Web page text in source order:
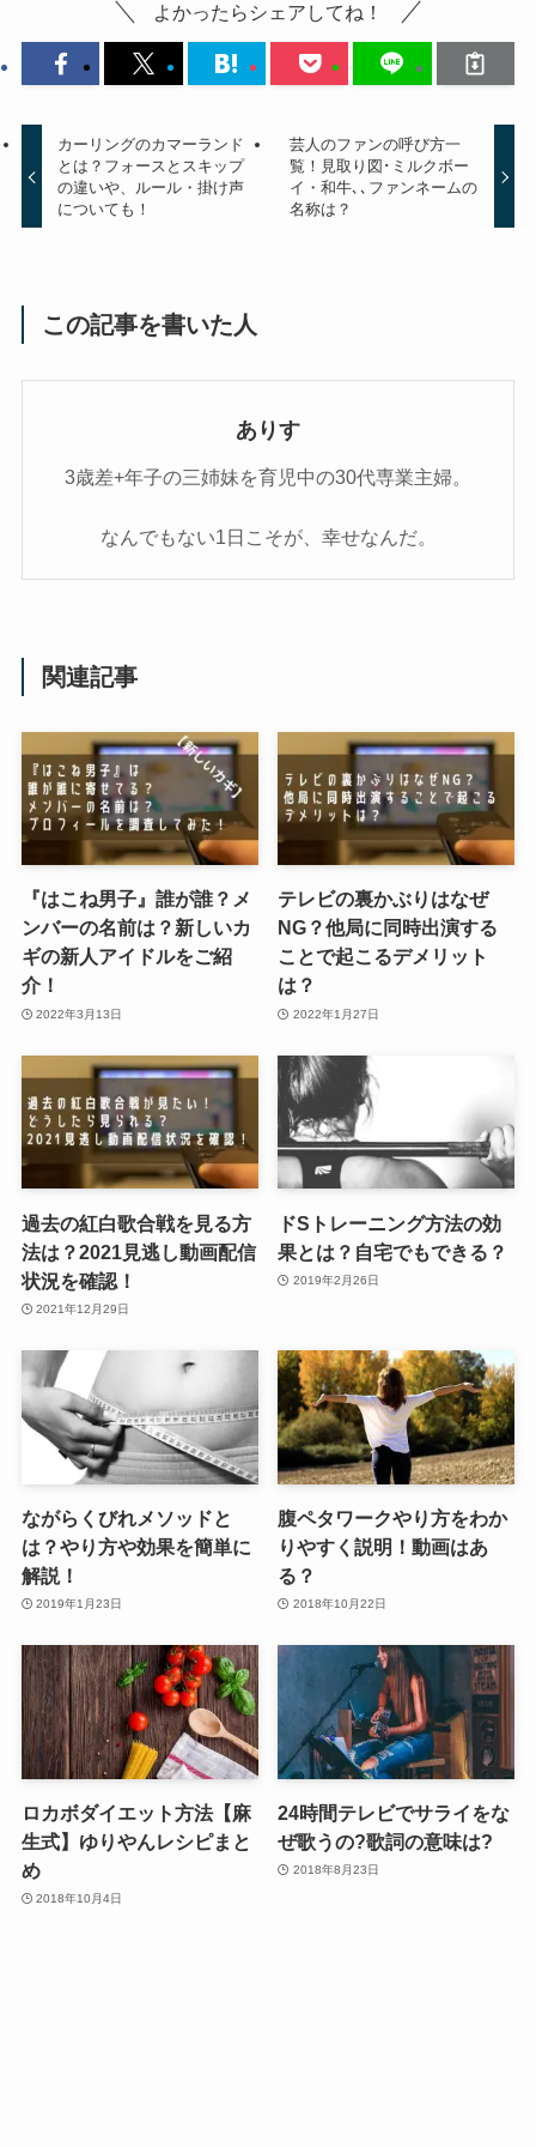
よかったらシェアしてね！
カーリングのカマーランド
とは？フォースとスキップ
の違いや、ルール・掛け声
についても！
芸人のファンの呼び方一
覧！見取り図･ミルクボー
イ・和牛､､ファンネームの
名称は？
この記事を書いた人
ありす
3歳差+年子の三姉妹を育児中の30代専業主婦。
なんでもない1日こそが、幸せなんだ。
関連記事
『はこね男子』誰が誰？メ
ンバーの名前は？新しいカ
ギの新人アイドルをご紹
介！
2022年3月13日
テレビの裏かぶりはなぜ
NG？他局に同時出演する
ことで起こるデメリット
は？
2022年1月27日
過去の紅白歌合戦を見る方
法は？2021見逃し動画配信
状況を確認！
2021年12月29日
ドSトレーニング方法の効
果とは？自宅でもできる？
2019年2月26日
ながらくびれメソッドと
は？やり方や効果を簡単に
解説！
2019年1月23日
腹ペタワークやり方をわか
りやすく説明！動画はあ
る？
2018年10月22日
ロカボダイエット方法【麻
生式】ゆりやんレシピまと
め
2018年10月4日
24時間テレビでサライをな
ぜ歌うの?歌詞の意味は?
2018年8月23日